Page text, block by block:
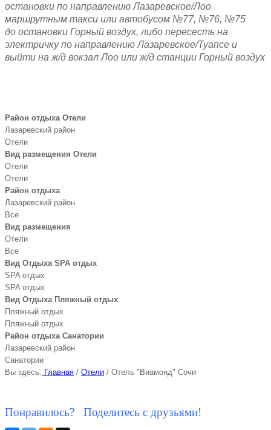
остановки по направлению Лазаревское/Лоо
маршрутным такси или автобусом №77, №76, №75
до остановки Горный воздух, либо пересесть на
электричку по направлению Лазаревское/Туапсе и
выйти на ж/д вокзал Лоо или ж/д станции Горный воздух
Район отдыха Отели
Лазаревский район
Отели
Вид размещения Отели
Отели
Отели
Район отдыха
Лазаревский район
Все
Вид размещения
Отели
Все
Вид Отдыха SPA отдых
SPA отдых
SPA отдых
Вид Отдыха Пляжный отдых
Пляжный отдых
Пляжный отдых
Район отдыха Санатории
Лазаревский район
Санатории
Вы здесь: Главная / Отели / Отель "Виамонд" Сочи
Понравилось? Поделитесь с друзьями!